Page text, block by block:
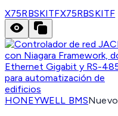
X75RBSKITFX75RBSKITF
HONEYWELL BMSNuevo